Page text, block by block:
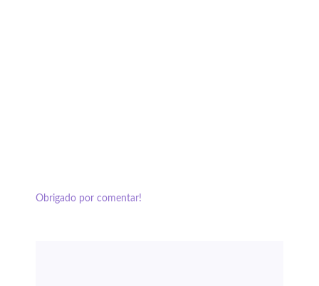
Obrigado por comentar!